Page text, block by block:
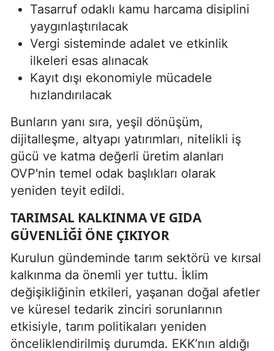
Tasarruf odaklı kamu harcama disiplini
yaygınlaştırılacak
Vergi sisteminde adalet ve etkinlik
ilkeleri esas alınacak
Kayıt dışı ekonomiyle mücadele
hızlandırılacak
Bunların yanı sıra, yeşil dönüşüm,
dijitalleşme, altyapı yatırımları, nitelikli iş
gücü ve katma değerli üretim alanları
OVP'nin temel odak başlıkları olarak
yeniden teyit edildi.
TARIMSAL KALKINMA VE GIDA
GÜVENLIĞI ÖNE ÇIKIYOR
Kurulun gündeminde tarım sektörü ve kırsal
kalkınma da önemli yer tuttu. İklim
değişikliğinin etkileri, yaşanan doğal afetler
ve küresel tedarik zinciri sorunlarının
etkisiyle, tarım politikaları yeniden
önceliklendirilmiş durumda. EKK’nın aldığı